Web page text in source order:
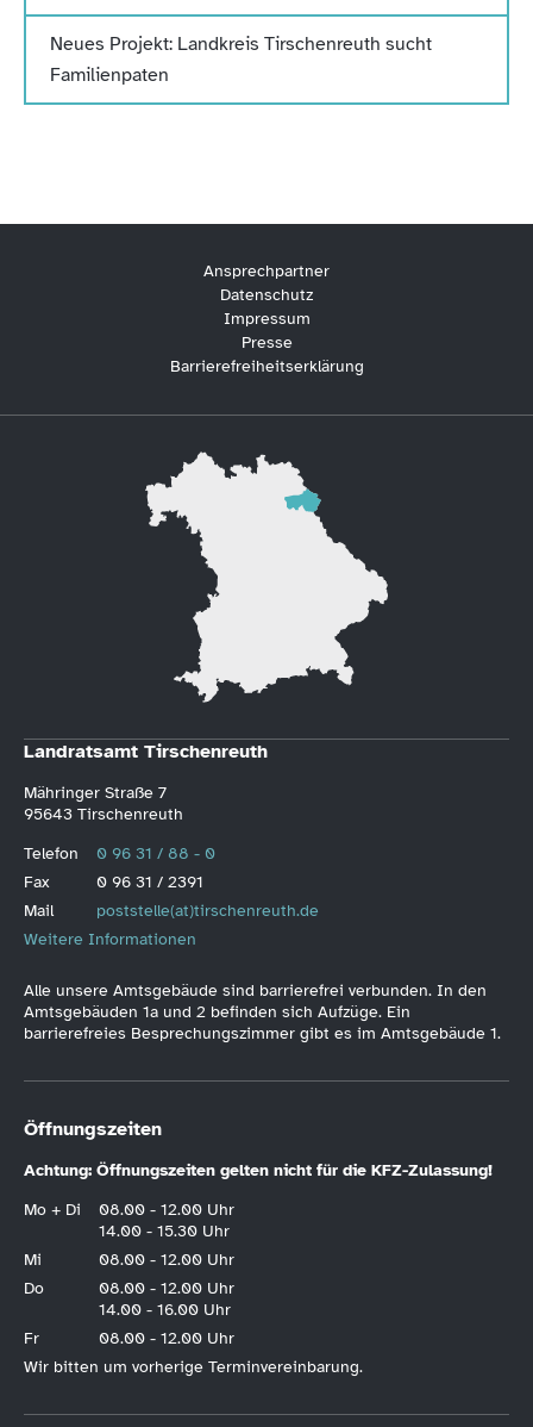
Neues Projekt: Landkreis Tirschenreuth sucht
Familienpaten
Ansprechpartner
Datenschutz
Impressum
Presse
Barrierefreiheitserklärung
Landratsamt Tirschenreuth
Mähringer Straße 7
95643 Tirschenreuth
Telefon
0 96 31 / 88 - 0
Fax
0 96 31 / 2391
Mail
poststelle(at)tirschenreuth.de
Weitere Informationen
Alle unsere Amtsgebäude sind barrierefrei verbunden. In den
Amtsgebäuden 1a und 2 befinden sich Aufzüge. Ein
barrierefreies Besprechungszimmer gibt es im Amtsgebäude 1.
Öffnungszeiten
Achtung: Öffnungszeiten gelten nicht für die KFZ-Zulassung!
Mo + Di
08.00 - 12.00 Uhr
14.00 - 15.30 Uhr
Mi
08.00 - 12.00 Uhr
Do
08.00 - 12.00 Uhr
14.00 - 16.00 Uhr
Fr
08.00 - 12.00 Uhr
Wir bitten um vorherige Terminvereinbarung.